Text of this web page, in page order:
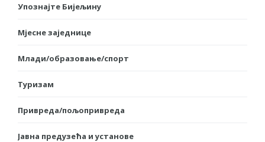
Упознајте Бијељину
Мјесне заједнице
Млади/образовање/спорт
Туризам
Привреда/пољопривреда
Јавна предузећа и установе